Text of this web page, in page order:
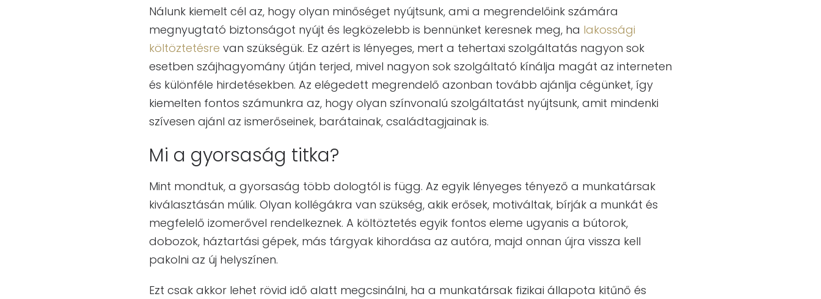
Nálunk kiemelt cél az, hogy olyan minőséget nyújtsunk, ami a megrendelőink számára
megnyugtató biztonságot nyújt és legközelebb is bennünket keresnek meg, ha lakossági
költöztetésre van szükségük. Ez azért is lényeges, mert a tehertaxi szolgáltatás nagyon sok
esetben szájhagyomány útján terjed, mivel nagyon sok szolgáltató kínálja magát az interneten
és különféle hirdetésekben. Az elégedett megrendelő azonban tovább ajánlja cégünket, így
kiemelten fontos számunkra az, hogy olyan színvonalú szolgáltatást nyújtsunk, amit mindenki
szívesen ajánl az ismerőseinek, barátainak, családtagjainak is.
Mi a gyorsaság titka?
Mint mondtuk, a gyorsaság több dologtól is függ. Az egyik lényeges tényező a munkatársak
kiválasztásán múlik. Olyan kollégákra van szükség, akik erősek, motiváltak, bírják a munkát és
megfelelő izomerővel rendelkeznek. A költöztetés egyik fontos eleme ugyanis a bútorok,
dobozok, háztartási gépek, más tárgyak kihordása az autóra, majd onnan újra vissza kell
pakolni az új helyszínen.
Ezt csak akkor lehet rövid idő alatt megcsinálni, ha a munkatársak fizikai állapota kitűnő és